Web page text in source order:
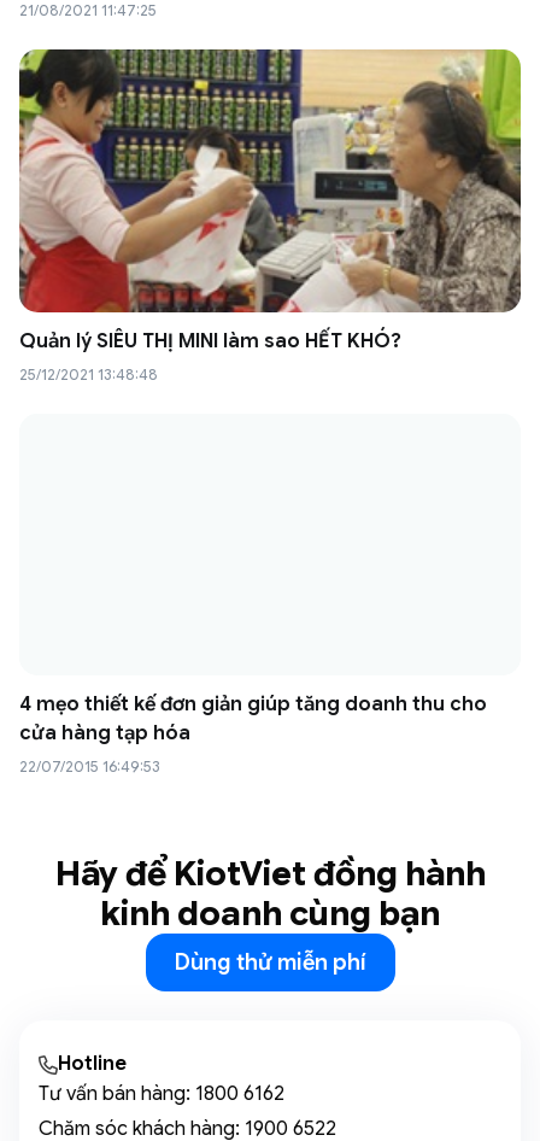
21/08/2021 11:47:25
Quản lý SIÊU THỊ MINI làm sao HẾT KHÓ?
25/12/2021 13:48:48
4 mẹo thiết kế đơn giản giúp tăng doanh thu cho
cửa hàng tạp hóa
22/07/2015 16:49:53
Hãy để KiotViet đồng hành
kinh doanh cùng bạn
Dùng thử miễn phí
Hotline
Tư vấn bán hàng: 1800 6162
Chăm sóc khách hàng: 1900 6522